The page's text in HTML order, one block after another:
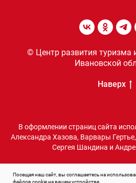
© Центр развития туризма
Ивановской
Наверх
В оформлении страниц сайта
Александра Хазова, Варвары
Сергея Шандина и
Посещая наш сайт, вы соглашаетесь на